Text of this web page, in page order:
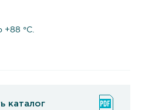
+88 °С.
каталог